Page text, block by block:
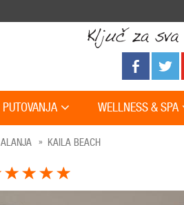
PUTOVANJA WELLNESS & SPA
ALANJA KAILA BEACH